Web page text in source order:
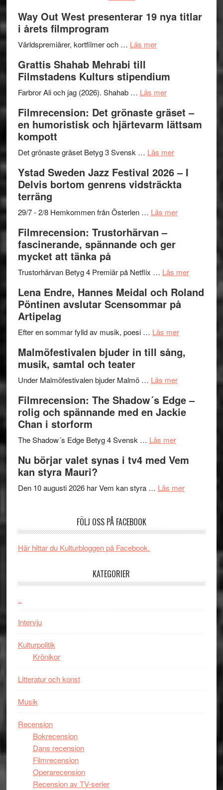
kväll
II
trailern
The
Files:
I
Want
Believe
–
Frankenshtey
med
Fox
och
Scully
Way Out West presenterar 19 nya titlar
i årets filmprogram
Världspremiärer, kortfilmer och … Läs merom
West
presenterar
nya
titlar
årets
Grattis Shahab Mehrabi till
Filmstadens Kulturs stipendium
Farbror Ali och jag (2026). Shahab … Läs merom
Shahab
Mehrabi
Filmstadens
stipendium
Filmrecension: Det grönaste gräset –
en humoristisk och hjärtevarm lättsam
kompott
Det grönaste gräset Betyg 3 Svensk … Läs merom
Det
grönaste
–
och
lättsam
Ystad Sweden Jazz Festival 2026 – I
Delvis bortom genrens vidsträckta
terräng
29/7 - 2/8 Hemkommen från Österlen … Läs merom
2026
I
Delvis
genrens
terräng
Filmrecension: Trustorhärvan –
fascinerande, spännande och ger
mycket att tänka på
Trustorhärvan Betyg 4 Premiär på Netflix … Läs merom
på
Lena Endre, Hannes Meidal och Roland
Pöntinen avslutar Scensommar på
Artipelag
Efter en sommar fylld av musik, poesi … Läs merom
Endre,
Roland
Pöntinen
Artipelag
Malmöfestivalen bjuder in till sång,
musik, samtal och teater
Under Malmöfestivalen bjuder Malmö … Läs merom
bjuder
in
samtal
teater
Filmrecension: The Shadow´s Edge –
rolig och spännande med en Jackie
Chan i storform
The Shadow´s Edge Betyg 4 Svensk … Läs merom
The
´s
och
Jackie
Nu börjar valet synas i tv4 med Vem
kan styra Mauri?
Den 10 augusti 2026 har Vem kan styra … Läs merom
synas
Vem
FÖLJ OSS PÅ FACEBOOK
Här hittar du Kulturbloggen på Facebook.
KATEGORIER
..
Intervju
Kulturpolitik
Krönikor
Litteratur och konst
Musik
Recension
Bokrecension
Dans recension
Filmrecension
Operarecension
Recension av TV-serier